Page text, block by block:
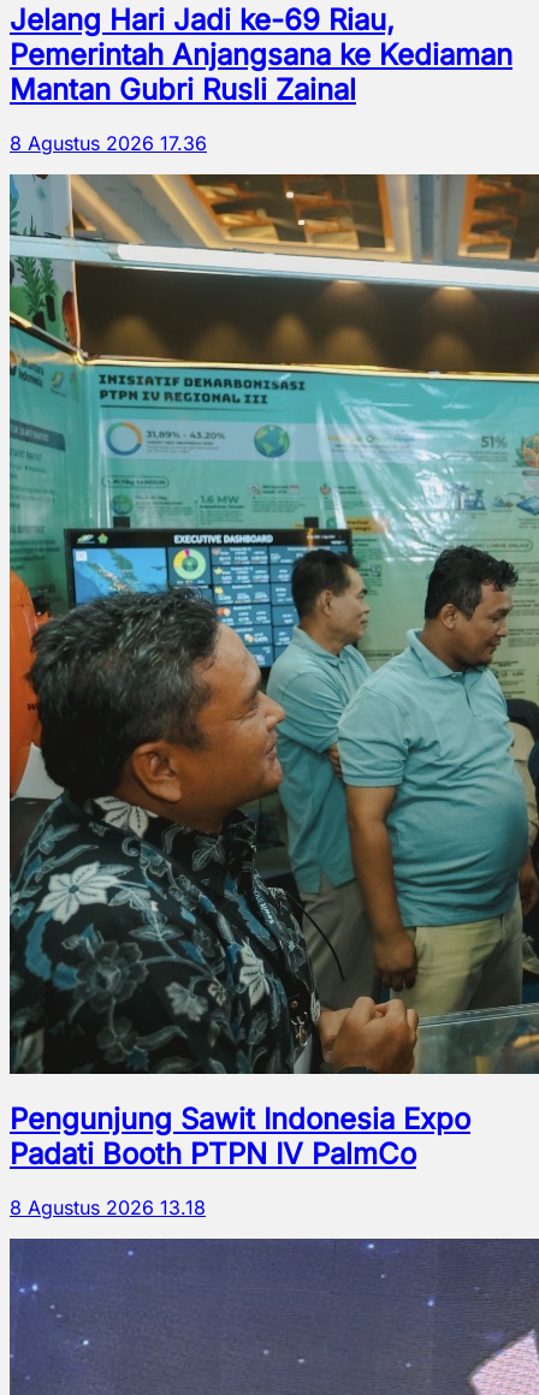
Jelang Hari Jadi ke-69 Riau,
Pemerintah Anjangsana ke Kediaman
Mantan Gubri Rusli Zainal
8 Agustus 2026 17.36
Pengunjung Sawit Indonesia Expo
Padati Booth PTPN IV PalmCo
8 Agustus 2026 13.18